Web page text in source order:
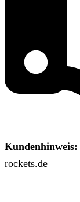
Kundenhinweis:
rockets.de